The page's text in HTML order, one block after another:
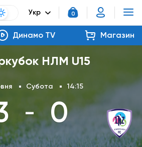
Укр 0
Динамо TV Магазин
НЛМ U15
Субота 14:15
- 0